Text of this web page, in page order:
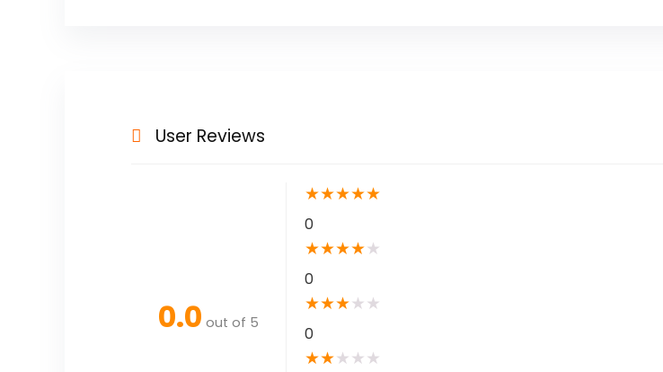
User Reviews
0.0 out of 5
★★★★★
0
★★★★★
0
★★★★ ★
0
★★★ ★ ★